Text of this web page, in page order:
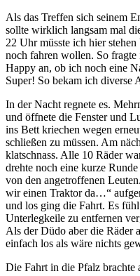
Als das Treffen sich seinem
sollte wirklich langsam mal
22 Uhr müsste ich hier
noch fahren wollen. So
Happy an, ob ich noch eine
Super! So bekam ich diverse
In der Nacht regnete es.
und öffnete die Fenster und
ins Bett kriechen wegen
schließen zu müssen. Am
klatschnass. Alle 10 Räder
drehte noch eine kurze
von den angetroffenen
wir einen Traktor da…“
und los ging die Fahrt. Es
Unterlegkeile zu entfernen
Als der Düdo aber die Räder
einfach los als wäre nichts
Die Fahrt in die Pfalz brachte